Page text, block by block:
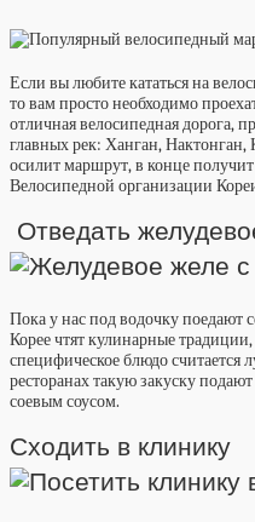
Если вы любите кататься на
то вам просто необходимо
отличная велосипедная дорога,
главных рек: Ханган,
осилит маршрут, в конце
Велосипедной организации
Отведать
Пока у нас под водочку
Корее чтят кулинарные
специфическое блюдо считается
ресторанах такую закуску
соевым соусом.
Сходить в клинику